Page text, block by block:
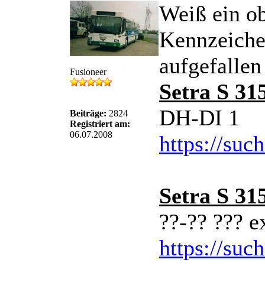
Fusioneer
Beiträge: 2824
Registriert am:
06.07.2008
Weiß ein
Setra S
DH-DI 1
https://
Setra S
??-?? ???
https://